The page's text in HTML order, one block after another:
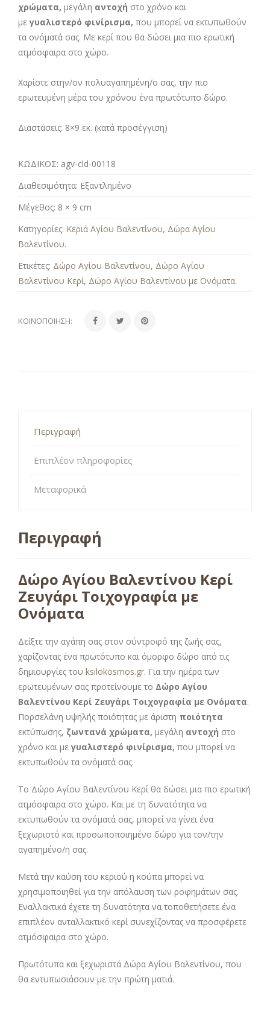
χρώματα, μεγάλη αντοχή στο χρόνο και
με γυαλιστερό φινίρισμα, που μπορεί να εκτυπωθούν
τα ονόματά σας. Με κερί που θα δώσει μια πιο ερωτική
ατμόσφαιρα στο χώρο.
Χαρίστε στην/ον πολυαγαπημένη/ο σας, την πιο
ερωτευμένη μέρα του χρόνου ένα πρωτότυπο δώρο.
Διαστάσεις: 8×9 εκ. (κατά προσέγγιση)
ΚΩΔΙΚΟΣ: agv-cld-00118
Διαθεσιμότητα: Εξαντλημένο
Μέγεθος: 8 × 9 cm
Κατηγορίες: Κεριά Αγίου Βαλεντίνου, Δώρα Αγίου
Βαλεντίνου.
Ετικέτες: Δώρο Αγίου Βαλεντίνου, Δώρο Αγίου
Βαλεντίνου Κερί, Δώρο Αγίου Βαλεντίνου με Ονόματα.
ΚΟΙΝΟΠΟΊΗΣΗ:
Περιγραφή
Επιπλέον πληροφορίες
Μεταφορικά
Περιγραφή
Δώρο Αγίου Βαλεντίνου Κερί
Ζευγάρι Τοιχογραφία με
Ονόματα
Δείξτε την αγάπη σας στον σύντροφό της ζωής σας,
χαρίζοντας ένα πρωτότυπο και όμορφο δώρο από τις
δημιουργίες του ksilokosmos.gr. Για την ημέρα των
ερωτευμένων σας προτείνουμε το Δώρο Αγίου
Βαλεντίνου Κερί Ζευγάρι Τοιχογραφία με Ονόματα.
Πορσελάνη υψηλής ποιότητας με άριστη ποιότητα
εκτύπωσης, ζωντανά χρώματα, μεγάλη αντοχή στο
χρόνο και με γυαλιστερό φινίρισμα, που μπορεί να
εκτυπωθούν τα ονόματά σας.
Το Δώρο Αγίου Βαλεντίνου Κερί θα δώσει μια πιο ερωτική
ατμόσφαιρα στο χώρο. Και με τη δυνατότητα να
εκτυπωθούν τα ονόματά σας, μπορεί να γίνει ένα
ξεχωριστό και προσωποποιημένο δώρο για τον/την
αγαπημένο/η σας.
Μετά την καύση του κεριού η κούπα μπορεί να
χρησιμοποιηθεί για την απόλαυση των ροφημάτων σας.
Εναλλακτικά έχετε τη δυνατότητα να τοποθετήσετε ένα
επιπλέον ανταλλακτικό κερί συνεχίζοντας να προσφέρετε
ατμόσφαιρα στο χώρο.
Πρωτότυπα και ξεχωριστά Δώρα Αγίου Βαλεντίνου, που
θα εντυπωσιάσουν με την πρώτη ματιά.